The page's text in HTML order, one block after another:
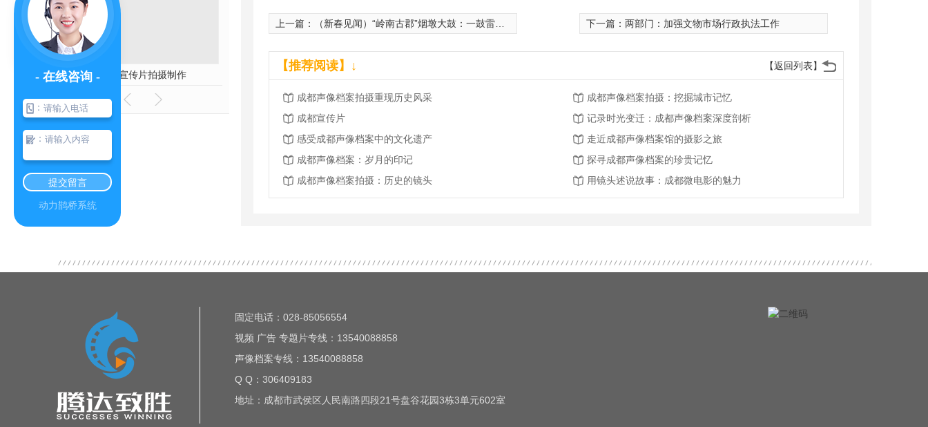
成都宣传片拍摄制作
上一篇： （新春见闻）“岭南古郡”烟墩大鼓：一鼓雷动 回响千年 下一篇： 两部门：加强文物市场行政执法工作
【返回列表】
【推荐阅读】↓
成都声像档案拍摄重现历史风采
成都声像档案拍摄：挖掘城市记忆
成都宣传片
记录时光变迁：成都声像档案深度剖析
感受成都声像档案中的文化遗产
走近成都声像档案馆的摄影之旅
成都声像档案：岁月的印记
探寻成都声像档案的珍贵记忆
成都声像档案拍摄：历史的镜头
用镜头述说故事：成都微电影的魅力
固定电话：028-85056554
视频 广告 专题片专线：13540088858
声像档案专线：13540088858
Q Q：306409183
地址：成都市武侯区人民南路四段21号盘谷花园3栋3单元602室
- 在线咨询 -
：
：
提交留言
动力鹊桥系统